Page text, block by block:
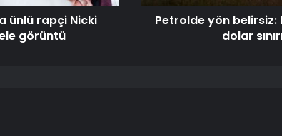
ünlü rapçi Nicki
görüntü
Petrolde yön belirsiz:
dolar